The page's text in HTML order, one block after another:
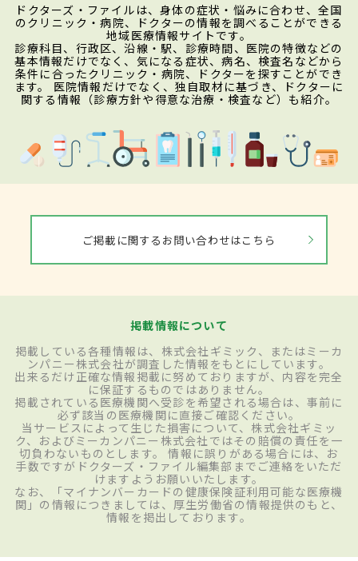
ドクターズ・ファイルは、身体の症状・悩みに合わせ、全国
のクリニック・病院、ドクターの情報を調べることができる
地域医療情報サイトです。
診療科目、行政区、沿線・駅、診療時間、医院の特徴などの
基本情報だけでなく、気になる症状、病名、検査名などから
条件に合ったクリニック・病院、ドクターを探すことができ
ます。 医院情報だけでなく、独自取材に基づき、ドクターに
関する情報（診療方針や得意な治療・検査など）も紹介。
ご掲載に関するお問い合わせはこちら
掲載情報について
掲載している各種情報は、株式会社ギミック、またはミーカ
ンパニー株式会社が調査した情報をもとにしています。
出来るだけ正確な情報掲載に努めておりますが、内容を完全
に保証するものではありません。
掲載されている医療機関へ受診を希望される場合は、事前に
必ず該当の医療機関に直接ご確認ください。
当サービスによって生じた損害について、株式会社ギミッ
ク、およびミーカンパニー株式会社ではその賠償の責任を一
切負わないものとします。 情報に誤りがある場合には、お
手数ですがドクターズ・ファイル編集部までご連絡をいただ
けますようお願いいたします。
なお、「マイナンバーカードの健康保険証利用可能な医療機
関」の情報につきましては、厚生労働省の情報提供のもと、
情報を掲出しております。